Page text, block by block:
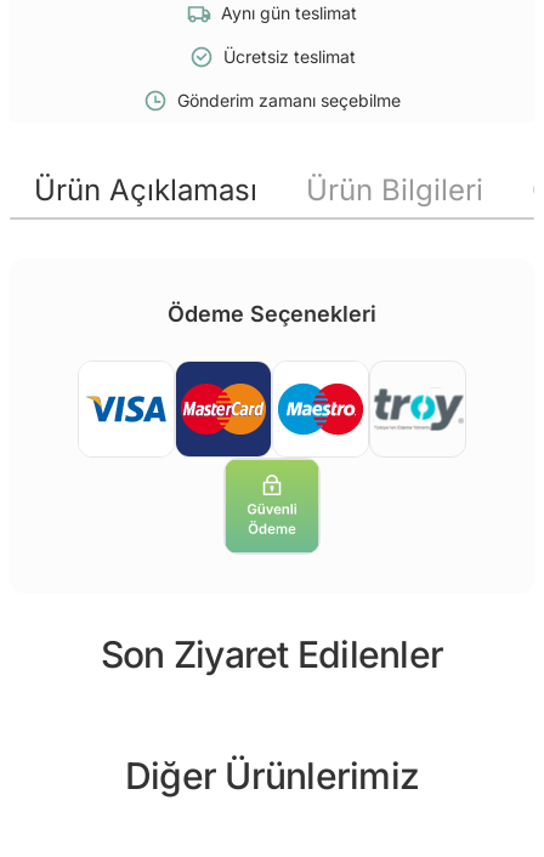
Aynı gün teslimat
Ücretsiz teslimat
Gönderim zamanı seçebilme
Ürün Açıklaması Ürün Bilgileri
Ödeme Seçenekleri
Son Ziyaret Edilenler
Diğer Ürünlerimiz